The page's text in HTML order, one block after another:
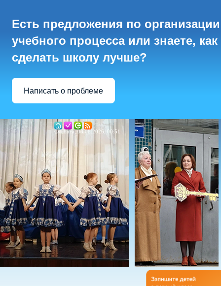
Есть предложения по организации
учебного процесса или знаете, как
сделать школу лучше?
Написать о проблеме
Суббота, 08.08.2026, 00:51